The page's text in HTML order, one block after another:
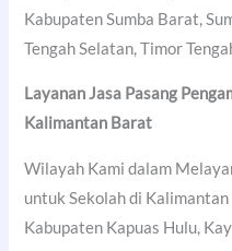
Kabupaten Sumba Barat,
Tengah Selatan, Timor
Layanan Jasa Pasang
Kalimantan Barat
Wilayah Kami dalam
untuk Sekolah di
Kabupaten Kapuas Hulu,